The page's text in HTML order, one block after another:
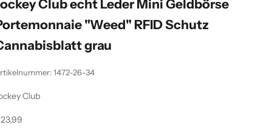
Club echt Leder Mini Geldbörse
"Weed" RFID Schutz
grau
1472-26-34
Club